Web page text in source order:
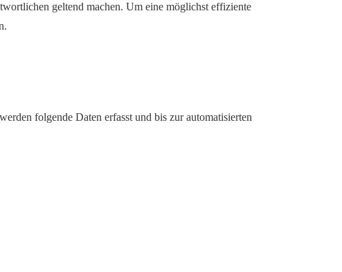
geltend machen. Um eine möglichst effiziente
folgende Daten erfasst und bis zur automatisierten